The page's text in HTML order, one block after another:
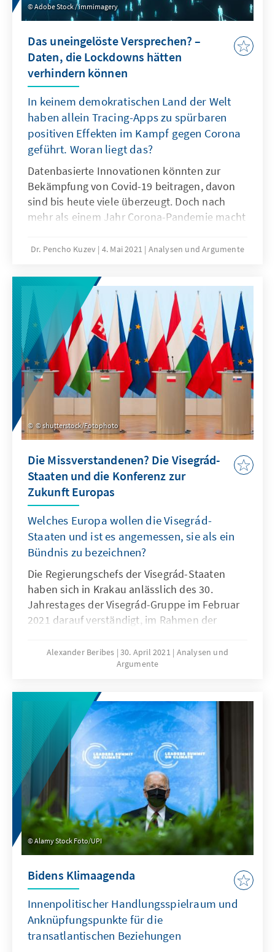
Adobe Stock / immimagery
Das uneingelöste Versprechen? –
Daten, die Lockdowns hätten
verhindern können
In keinem demokratischen Land der Welt
haben allein Tracing-Apps zu spürbaren
positiven Effekten im Kampf gegen Corona
geführt. Woran liegt das?
Datenbasierte Innovationen könnten zur
Bekämpfung von Covid-19 beitragen, davon
sind bis heute viele überzeugt. Doch nach
mehr als einem Jahr Corona-Pandemie macht
Säulen der Pandemiebekämpfung – die
ist de facto gescheitert. Was sind die Gründe
hierfür? Warum lassen sich die App-Erfolge
aus asiatischen Ländern nicht auf Europa
übertragen?
Dr. Pencho Kuzev 4. Mai 2021 Analysen und Argumente
© shutterstock/Fotophoto
Die Missverstandenen? Die Visegrád-
Staaten und die Konferenz zur
Zukunft Europas
Welches Europa wollen die Visegrád-
Staaten und ist es angemessen, sie als ein
Bündnis zu bezeichnen?
Die Regierungschefs der Visegrád-Staaten
haben sich in Krakau anlässlich des 30.
Jahrestages der Visegrád-Gruppe im Februar
2021 darauf verständigt, im Rahmen der
ist dies einzuordnen und für welches Europa
stehen die Visegrád-Staaten?
Alexander Beribes 30. April 2021
Analysen und
Argumente
Alamy Stock Foto/UPI
Bidens Klimaagenda
Innenpolitischer Handlungsspielraum und
Anknüpfungspunkte für die
transatlantischen Beziehungen